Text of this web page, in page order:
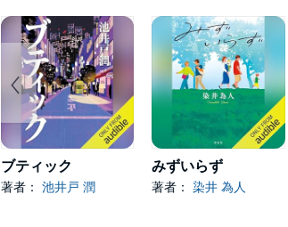
ブティック
著者： 池井戸 潤
みずいらず
著者：染井 為人